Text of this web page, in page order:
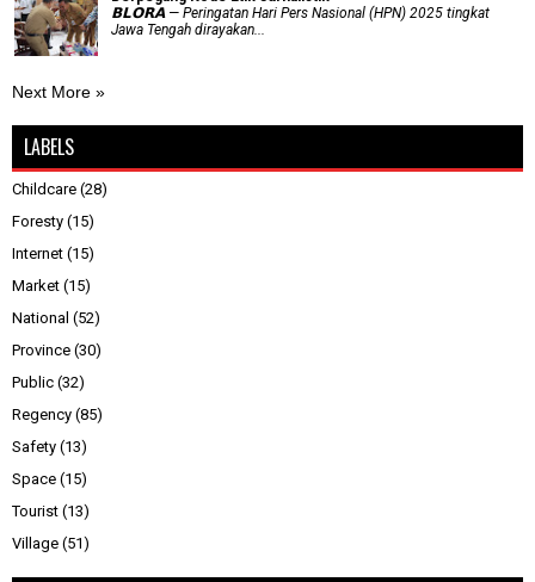
𝗕𝗟𝗢𝗥𝗔 — Peringatan Hari Pers Nasional (HPN) 2025 tingkat
Jawa Tengah dirayakan...
Next More »
LABELS
Childcare (28)
Foresty (15)
Internet (15)
Market (15)
National (52)
Province (30)
Public (32)
Regency (85)
Safety (13)
Space (15)
Tourist (13)
Village (51)